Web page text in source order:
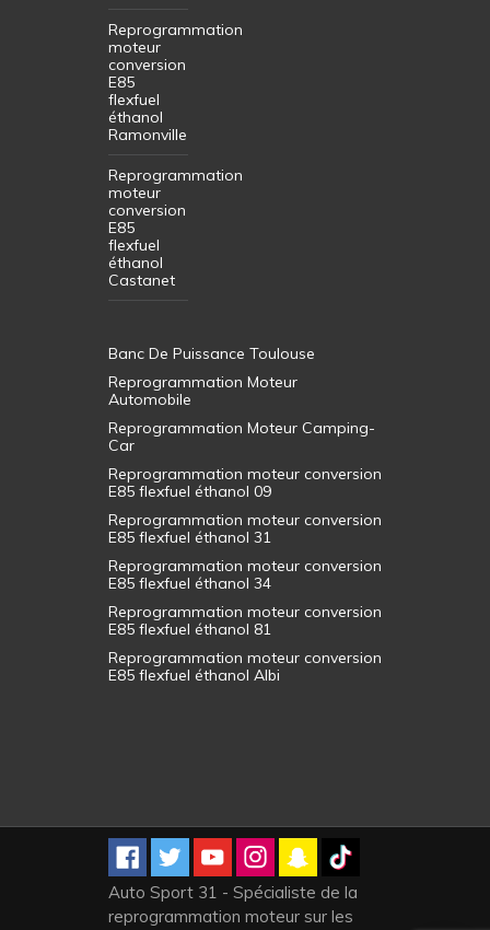
Reprogrammation
moteur
conversion
E85
flexfuel
éthanol
Ramonville
Reprogrammation
moteur
conversion
E85
flexfuel
éthanol
Castanet
Banc De Puissance Toulouse
Reprogrammation Moteur
Automobile
Reprogrammation Moteur Camping-
Car
Reprogrammation moteur conversion
E85 flexfuel éthanol 09
Reprogrammation moteur conversion
E85 flexfuel éthanol 31
Reprogrammation moteur conversion
E85 flexfuel éthanol 34
Reprogrammation moteur conversion
E85 flexfuel éthanol 81
Reprogrammation moteur conversion
E85 flexfuel éthanol Albi
Auto Sport 31 - Spécialiste de la
reprogrammation moteur sur les